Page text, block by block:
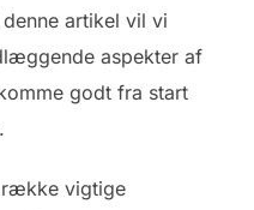
artikel vil vi
aspekter af
godt fra start
række vigtige